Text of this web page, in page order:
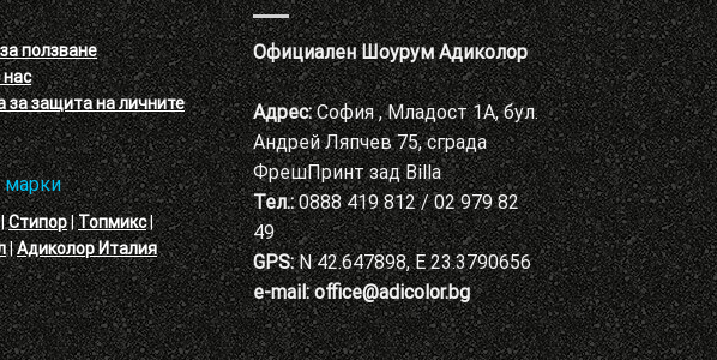
ползване
нас
за защита на личните
Стипор|Топмикс|
|Адиколор Италия
Официален Шоурум Адиколор
Адрес:София , Младост 1А, бул.
Андрей Ляпчев 75, сграда
ФрешПринт зад Billa
Тел.:0888 419 812 / 02 979 82
49
GPS:N 42.647898, E 23.3790656
e-mail: office@adicolor.bg